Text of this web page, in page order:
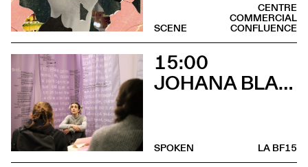
CENTRE
COMMERCIAL
CONFLUENCE
SCENE
15:00
JOHANA BLANC
LA BF15
SPOKEN